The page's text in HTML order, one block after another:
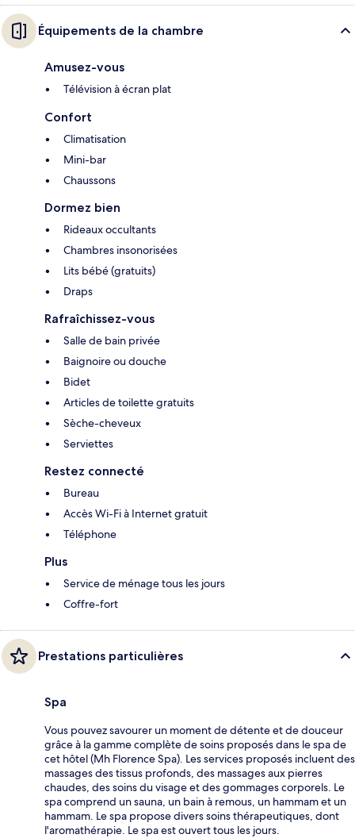
Équipements de la chambre
Amusez-vous
Télévision à écran plat
Confort
Climatisation
Mini-bar
Chaussons
Dormez bien
Rideaux occultants
Chambres insonorisées
Lits bébé (gratuits)
Draps
Rafraîchissez-vous
Salle de bain privée
Baignoire ou douche
Bidet
Articles de toilette gratuits
Sèche-cheveux
Serviettes
Restez connecté
Bureau
Accès Wi-Fi à Internet gratuit
Téléphone
Plus
Service de ménage tous les jours
Coffre-fort
Prestations particulières
Spa
Vous pouvez savourer un moment de détente et de douceur
grâce à la gamme complète de soins proposés dans le spa de
cet hôtel (Mh Florence Spa). Les services proposés incluent des
massages des tissus profonds, des massages aux pierres
chaudes, des soins du visage et des gommages corporels. Le
spa comprend un sauna, un bain à remous, un hammam et un
hammam. Le spa propose divers soins thérapeutiques, dont
l'aromathérapie. Le spa est ouvert tous les jours.